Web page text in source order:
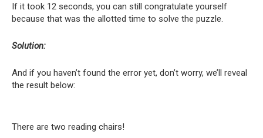
If it took 12 seconds, you can still congratulate yourself
because that was the allotted time to solve the puzzle.
Solution:
And if you haven’t found the error yet, don’t worry, we’ll reveal
the result below:
There are two reading chairs!